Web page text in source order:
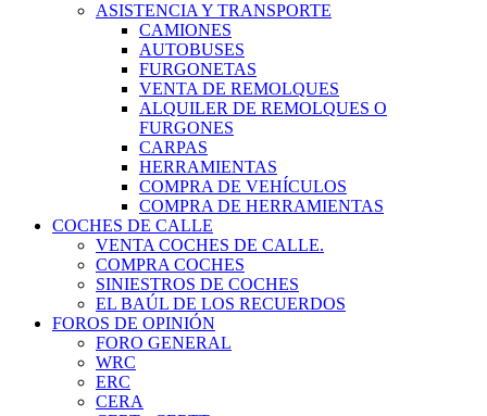
ASISTENCIA Y TRANSPORTE
CAMIONES
AUTOBUSES
FURGONETAS
VENTA DE REMOLQUES
ALQUILER DE REMOLQUES O
FURGONES
CARPAS
HERRAMIENTAS
COMPRA DE VEHÍCULOS
COMPRA DE HERRAMIENTAS
COCHES DE CALLE
VENTA COCHES DE CALLE.
COMPRA COCHES
SINIESTROS DE COCHES
EL BAÚL DE LOS RECUERDOS
FOROS DE OPINIÓN
FORO GENERAL
WRC
ERC
CERA